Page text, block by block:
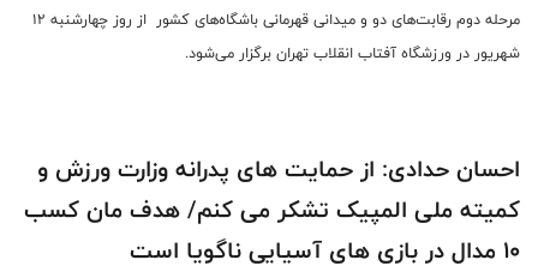
مرحله دوم رقابت‌های دو و میدانی قهرمانی باشگاه‌های کشور از روز چهارشنبه ۱۲
شهریور در ورزشگاه آفتاب انقلاب تهران برگزار می‌شود.
احسان حدادی: از حمایت های پدرانه وزارت ورزش و
کمیته ملی المپیک تشکر می کنم/ هدف مان کسب
10 مدال در بازی های آسیایی ناگویا است